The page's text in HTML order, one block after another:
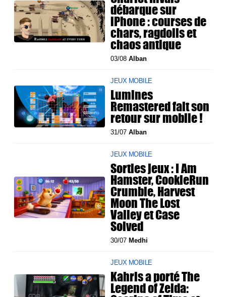
débarque sur
iPhone : courses de
chars, ragdolls et
chaos antique
03/08Alban
JEUX MOBILE
Lumines
Remastered fait son
retour sur mobile !
31/07Alban
JEUX MOBILE
Sorties jeux : I Am
Hamster, CookieRun
Crumble, Harvest
Moon The Lost
Valley et Case
Solved
30/07 Medhi
JEUX MOBILE
Kahris a porté The
Legend of Zelda: